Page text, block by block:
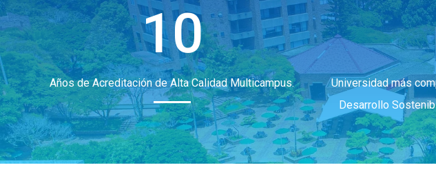
10
Años de Acreditación de Alta Calidad Multicampus.
Universidad más
Desarrollo